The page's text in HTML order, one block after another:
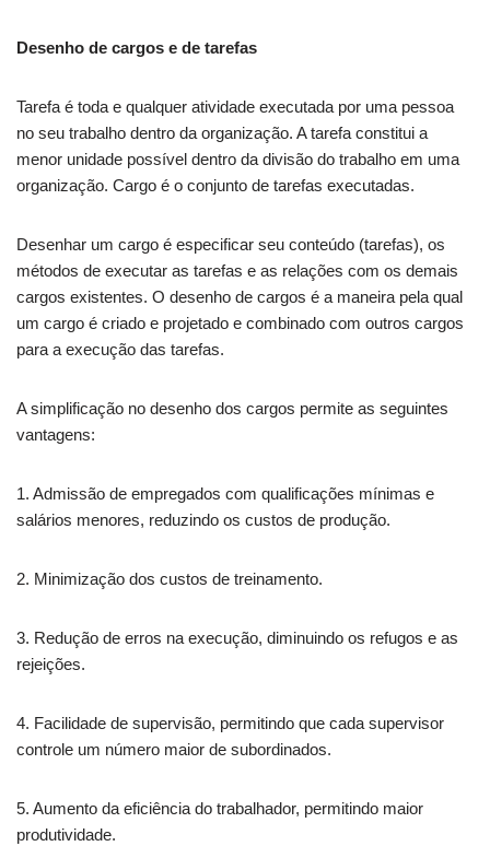
Desenho de cargos e de tarefas
Tarefa é toda e qualquer atividade executada por uma pessoa
no seu trabalho dentro da organização. A tarefa constitui a
menor unidade possível dentro da divisão do trabalho em uma
organização. Cargo é o conjunto de tarefas executadas.
Desenhar um cargo é especificar seu conteúdo (tarefas), os
métodos de executar as tarefas e as relações com os demais
cargos existentes. O desenho de cargos é a maneira pela qual
um cargo é criado e projetado e combinado com outros cargos
para a execução das tarefas.
A simplificação no desenho dos cargos permite as seguintes
vantagens:
1. Admissão de empregados com qualificações mínimas e
salários menores, reduzindo os custos de produção.
2. Minimização dos custos de treinamento.
3. Redução de erros na execução, diminuindo os refugos e as
rejeições.
4. Facilidade de supervisão, permitindo que cada supervisor
controle um número maior de subordinados.
5. Aumento da eficiência do trabalhador, permitindo maior
produtividade.